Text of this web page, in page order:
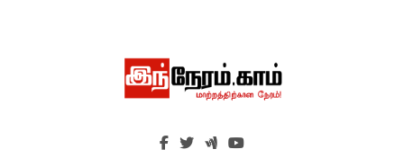
இந்நேரம்.காம்
செய்திகளுக்கு அப்பால்…